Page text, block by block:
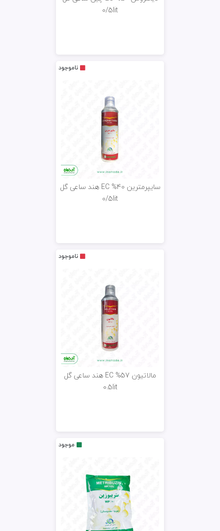
0/5lit
ناموجود
سایپرمترین EC %40 هند ساعی گل
0/5lit
ناموجود
مالاتیون EC %57 هند ساعی گل
0.5lit
موجود